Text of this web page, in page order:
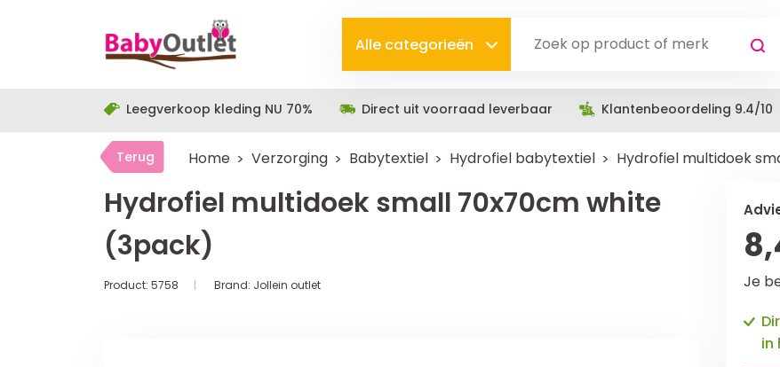
Alle categorieën
Leegverkoop kleding NU 70% Direct uit voorraad leverbaar Klantenbeoordeling 9.4/10
Terug Home Verzorging Babytextiel Hydrofiel babytextiel Hydrofiel multidoek
Hydrofiel multidoek small 70x70cm white
(3pack)
Product: 5758 Brand: Jollein outlet
Je
in